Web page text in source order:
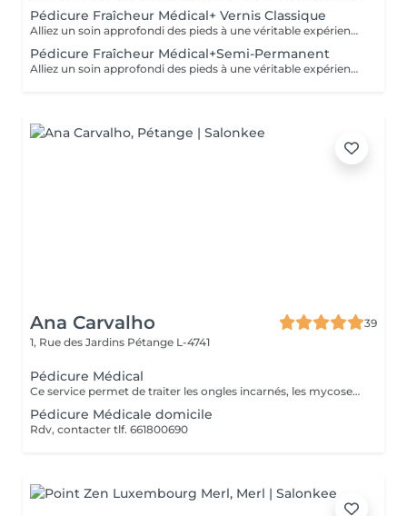
Pédicure Fraîcheur Médical+ Vernis Classique
Alliez un soin approfondi des pieds à une véritable expérience de fraîcheur. Cette prestation comprend le soin des ongles et cuticules, le travail des callosités et zones rugueuses, suivi d'un gommage au sel et à l'amande douce, d'un bain effervescent relaxant et rafraîchissant, puis d'un gel fraîcheur intense jusqu'aux mollets. Le soin se termine par la pose du vernis classique de votre choix. Des pieds soignés, doux, frais et élégamment vernis.
Pédicure Fraîcheur Médical+Semi-Permanent
Alliez un soin approfondi des pieds à une véritable expérience de fraîcheur. Cette prestation comprend le soin des ongles et cuticules, le travail des callosités et zones rugueuses, suivi d'un gommage au sel et à l'amande douce, d'un bain effervescent relaxant et rafraîchissant, puis d'un gel fraîcheur intense jusqu'aux mollets. Le soin se termine par la pose du semi-permanent de votre choix. Des pieds soignés, doux, frais et une couleur brillante longue tenue.
Ana Carvalho
39
1, Rue des Jardins Pétange L-4741
Pédicure Médical
Ce service permet de traiter les ongles incarnés, les mycoses, les champignons des ongles, les callosités et les cors.
Pédicure Médicale domicile
Rdv, contacter tlf. 661800690